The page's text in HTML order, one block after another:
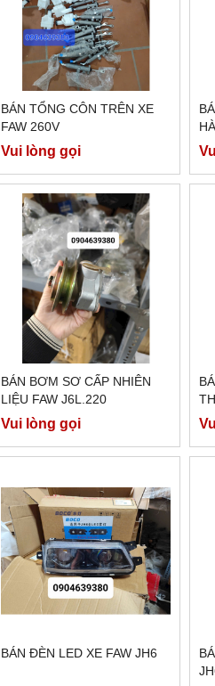
BÁN TỔNG CÔN TRÊN XE
FAW 260V
Vui lòng gọi
BÁN BƠM SƠ CẤP NHIÊN
LIỆU FAW J6L.220
Vui lòng gọi
7
BÁN ĐÈN LED XE FAW JH6